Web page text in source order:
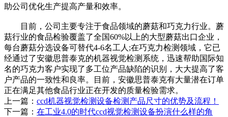
助公司优化生产提高产量和效率。
目前，公司主要专注于食品领域的蘑菇和巧克力行业。蘑
菇行业的食品检验覆盖了全国60%以上的大型蘑菇出口企业，
每台蘑菇分选设备可替代4-6名工人;在巧克力检测领域，它已
经通过了安徽思普泰克的机器视觉检测系统，迅速帮助国际知
名的巧克力客户实现了多工位产品缺陷的识别，大大提高了客
户产品的一致性和良率。目前，安徽思普泰克有大量潜在订单
正在满足其他食品行业正在开发的质量检验需求。
上一篇： ccd机器视觉检测设备检测产品尺寸的优势及流程！
下一篇： 在工业4.0的时代ccd视觉检测设备扮演什么样的角